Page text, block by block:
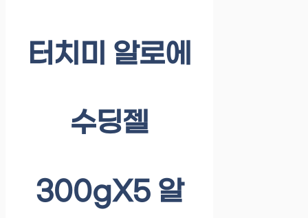
터치미 알로에
수딩젤
300gX5 알